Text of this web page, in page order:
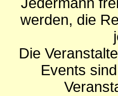
werden, die
Die
Events